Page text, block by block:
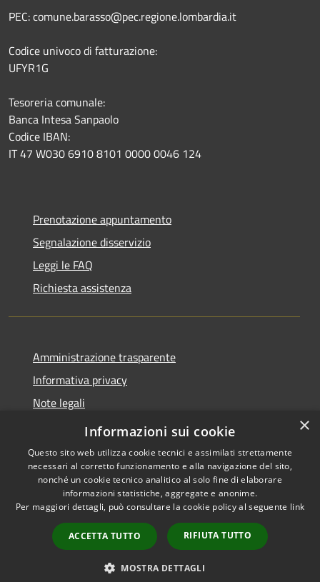
PEC: comune.barasso@pec.regione.lombardia.it
Codice univoco di fatturazione:
UFYR1G
Tesoreria comunale:
Banca Intesa Sanpaolo
Codice IBAN:
IT 47 W030 6910 8101 0000 0046 124
Prenotazione appuntamento
Segnalazione disservizio
Leggi le FAQ
Richiesta assistenza
Amministrazione trasparente
Informativa privacy
Note legali
Dichiarazione di accessibilità
Accessibilità
Copyright © 2026 • Comune di
Barasso • Powered by
Municipium•
Accesso
redazione
×
Informazioni sui cookie
Questo sito web utilizza cookie tecnici e assimilati strettamente
necessari al corretto funzionamento e alla navigazione del sito,
nonché un cookie tecnico analitico al solo fine di elaborare
informazioni statistiche, aggregate e anonime.
Per maggiori dettagli, può consultare la cookie policy al seguente link
ACCETTA TUTTO RIFIUTA TUTTO
MOSTRA DETTAGLI